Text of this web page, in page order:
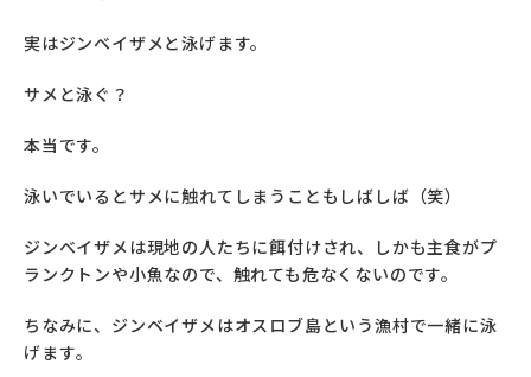
実はジンベイザメと泳げます。
サメと泳ぐ？
本当です。
泳いでいるとサメに触れてしまうこともしばしば（笑）
ジンベイザメは現地の人たちに餌付けされ、
しかも主食がプ
ランクトンや小魚なので、 触れても危なくないのです。
ちなみに、ジンベイザメはオスロブ島という漁村で一緒に泳
げます。